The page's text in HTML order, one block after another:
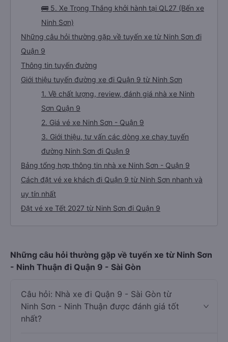
🚌 5. Xe Trọng Thắng khởi hành tại QL27 (Bến xe
Ninh Sơn)
Những câu hỏi thường gặp về tuyến xe từ Ninh Sơn đi
Quận 9
Thông tin tuyến đường
Giới thiệu tuyến đường xe đi Quận 9 từ Ninh Sơn
1. Về chất lượng, review, đánh giá nhà xe Ninh
Sơn Quận 9
2. Giá vé xe Ninh Sơn - Quận 9
3. Giới thiệu, tư vấn các dòng xe chạy tuyến
đường Ninh Sơn đi Quận 9
Bảng tổng hợp thông tin nhà xe Ninh Sơn - Quận 9
Cách đặt vé xe khách đi Quận 9 từ Ninh Sơn nhanh và
uy tín nhất
Đặt vé xe Tết 2027 từ Ninh Sơn đi Quận 9
Những câu hỏi thường gặp về tuyến xe từ Ninh Sơn
- Ninh Thuận đi Quận 9 - Sài Gòn
Câu hỏi: Nhà xe đi Quận 9 - Sài Gòn từ
Ninh Sơn - Ninh Thuận được đánh giá tốt
nhất?